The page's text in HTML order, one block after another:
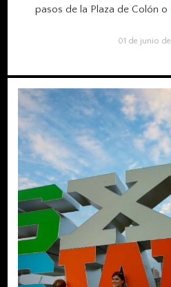
pasos de la Plaza de Colón o
01 de junio